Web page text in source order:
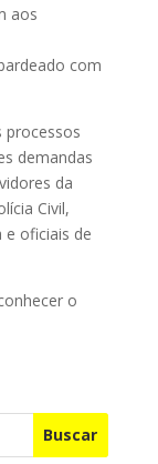
aos
com
processos
demandas
da
Civil,
oficiais de
o
Buscar